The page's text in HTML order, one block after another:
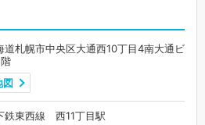
道札幌市中央区大通西10丁目4南大通ビ
図
鉄東西線 西11丁目駅